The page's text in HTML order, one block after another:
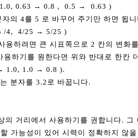
→ 0.8 , 0.5 → 0.63 )
4를 5 로 바꾸어 주기만 하면 됩니
25 → 5/25 )
하려면 큰 시표쪽으로 2 칸의
기를 원한다면 위와 반대로 한칸
1.0 → 0.8 ).
자를 3.2로 바꿉니다.
거리에서 사용하기를 권합니다. 그
능성이 있어 시력이 정확하지 않을